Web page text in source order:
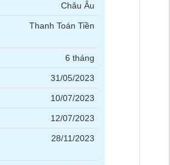
Châu Âu
Thanh Toán Tiền
6 tháng
31/05/2023
10/07/2023
12/07/2023
28/11/2023